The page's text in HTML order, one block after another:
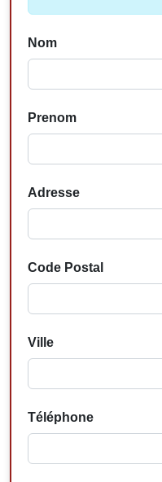
Nom
Prenom
Adresse
Code Postal
Ville
Téléphone